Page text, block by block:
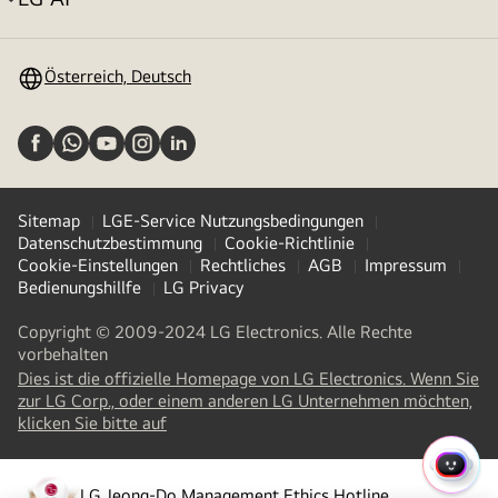
Menü
Österreich, Deutsch
Sitemap
LGE-Service Nutzungsbedingungen
Datenschutzbestimmung
Cookie-Richtlinie
Cookie-Einstellungen
Rechtliches AGB
Impressum
Bedienungshillfe
LG Privacy
Copyright © 2009-2024 LG Electronics. Alle Rechte
vorbehalten
Dies ist die offizielle Homepage von LG Electronics. Wenn Sie
zur LG Corp., oder einem anderen LG Unternehmen möchten,
klicken Sie bitte auf(
a
new